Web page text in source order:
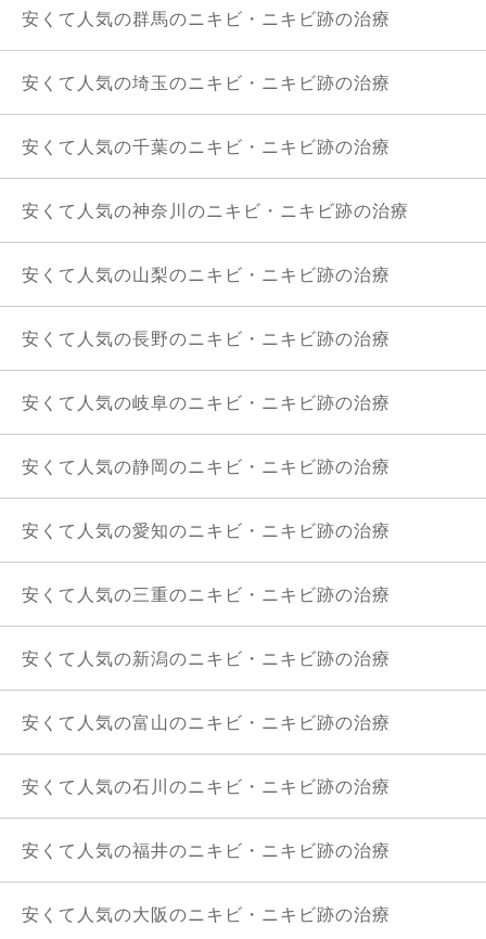
安くて人気の群馬のニキビ・ニキビ跡の治療
安くて人気の埼玉のニキビ・ニキビ跡の治療
安くて人気の千葉のニキビ・ニキビ跡の治療
安くて人気の神奈川のニキビ・ニキビ跡の治療
安くて人気の山梨のニキビ・ニキビ跡の治療
安くて人気の長野のニキビ・ニキビ跡の治療
安くて人気の岐阜のニキビ・ニキビ跡の治療
安くて人気の静岡のニキビ・ニキビ跡の治療
安くて人気の愛知のニキビ・ニキビ跡の治療
安くて人気の三重のニキビ・ニキビ跡の治療
安くて人気の新潟のニキビ・ニキビ跡の治療
安くて人気の富山のニキビ・ニキビ跡の治療
安くて人気の石川のニキビ・ニキビ跡の治療
安くて人気の福井のニキビ・ニキビ跡の治療
安くて人気の大阪のニキビ・ニキビ跡の治療